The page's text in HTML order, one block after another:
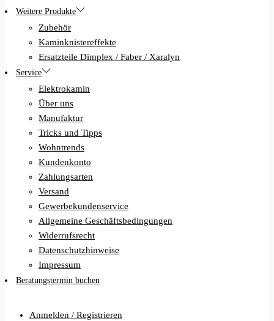
Weitere Produkte
Zubehör
Kaminknistereffekte
Ersatzteile Dimplex / Faber / Xaralyn
Service
Elektrokamin
Über uns
Manufaktur
Tricks und Tipps
Wohntrends
Kundenkonto
Zahlungsarten
Versand
Gewerbekundenservice
Allgemeine Geschäftsbedingungen
Widerrufsrecht
Datenschutzhinweise
Impressum
Beratungstermin buchen
Anmelden / Registrieren